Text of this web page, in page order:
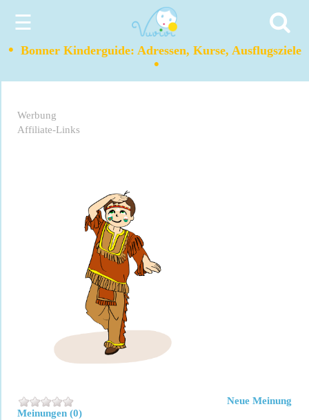
☰
• Bonner Kinderguide: Adressen, Kurse, Ausflugsziele
•
Werbung
Affiliate-Links
Meinungen (0)
Neue Meinung